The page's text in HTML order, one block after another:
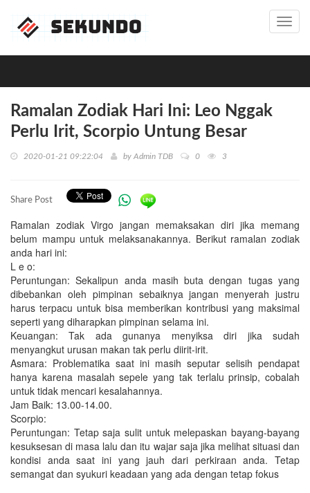
Ramalan Zodiak Hari Ini: Leo Nggak
Perlu Irit, Scorpio Untung Besar
2020-01-21 09:22:04 by Admin TDB 0 3
Share Post
Ramalan zodiak Virgo jangan memaksakan diri jika memang
belum mampu untuk melaksanakannya. Berikut ramalan zodiak
anda hari ini:
L e o:
Peruntungan: Sekalipun anda masih buta dengan tugas yang
dibebankan oleh pimpinan sebaiknya jangan menyerah justru
harus terpacu untuk bisa memberikan kontribusi yang maksimal
seperti yang diharapkan pimpinan selama ini.
Keuangan: Tak ada gunanya menyiksa diri jika sudah
menyangkut urusan makan tak perlu diirit-irit.
Asmara: Problematika saat ini masih seputar selisih pendapat
hanya karena masalah sepele yang tak terlalu prinsip, cobalah
untuk tidak mencari kesalahannya.
Jam Baik: 13.00-14.00.
Scorpio:
Peruntungan: Tetap saja sulit untuk melepaskan bayang-bayang
kesuksesan di masa lalu dan itu wajar saja jika melihat situasi dan
kondisi anda saat ini yang jauh dari perkiraan anda. Tetap
semangat dan syukuri keadaan yang ada dengan tetap fokus